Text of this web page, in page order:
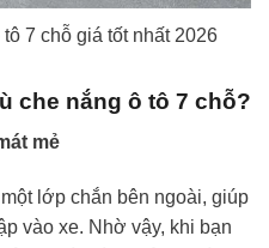
7 chỗ giá tốt nhất 2026
che nắng ô tô 7 chỗ?
mẻ
lớp chắn bên ngoài, giúp
vào xe. Nhờ vậy, khi bạn